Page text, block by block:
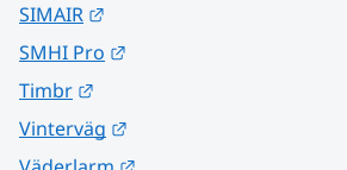
SIMAIR
SMHI Pro
Timbr
Vinterväg